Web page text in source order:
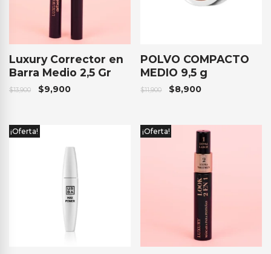
Luxury Corrector en
Barra Medio 2,5 Gr
$13,900 $9,900
POLVO COMPACTO
MEDIO 9,5 g
$11,900 $8,900
¡Oferta! ¡Oferta!